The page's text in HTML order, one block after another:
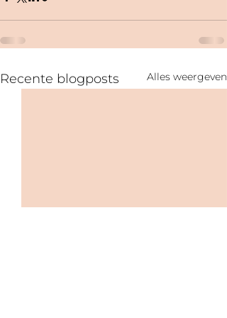
Recente blogposts Alles weergeven